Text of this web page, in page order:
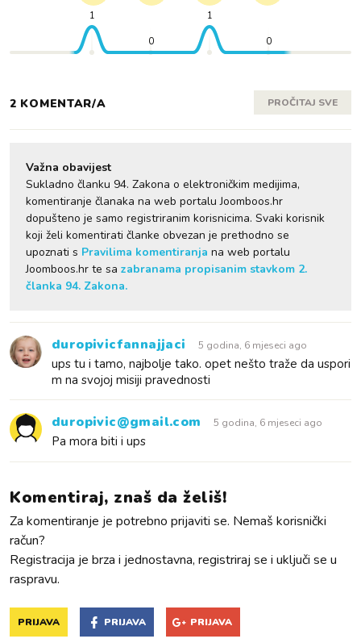
1
0
1
0
2 KOMENTAR/A PROČITAJ SVE
Važna obavijest
Sukladno članku 94. Zakona o elektroničkim medijima,
komentiranje članaka na web portalu Joomboos.hr
dopušteno je samo registriranim korisnicima. Svaki korisnik
koji želi komentirati članke obvezan je prethodno se
upoznati s Pravilima komentiranja na web portalu
Joomboos.hr te sa zabranama propisanim stavkom 2.
članka 94. Zakona.
duropivicfannajjaci 5 godina, 6 mjeseci ago
ups tu i tamo, najbolje tako. opet nešto traže da uspori
m na svojoj misiji pravednosti
duropivic@gmail.com 5 godina, 6 mjeseci ago
Pa mora biti i ups
Komentiraj, znaš da želiš!
Za komentiranje je potrebno prijaviti se. Nemaš korisnički
račun?
Registracija je brza i jednostavna, registriraj se i uključi se u
raspravu.
PRIJAVA PRIJAVA PRIJAVA